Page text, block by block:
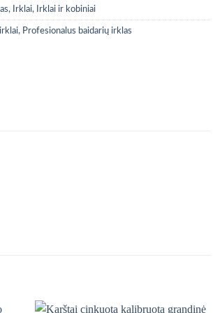
, Irklai, Irklai ir kobiniai
irklai, Profesionalus baidarių irklas